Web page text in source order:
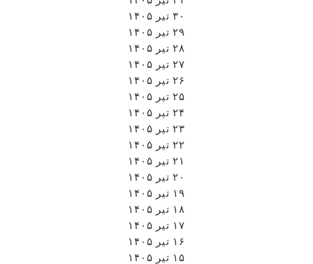
۳۰ تیر ۱۴۰۵
۲۹ تیر ۱۴۰۵
۲۸ تیر ۱۴۰۵
۲۷ تیر ۱۴۰۵
۲۶ تیر ۱۴۰۵
۲۵ تیر ۱۴۰۵
۲۴ تیر ۱۴۰۵
۲۳ تیر ۱۴۰۵
۲۲ تیر ۱۴۰۵
۲۱ تیر ۱۴۰۵
۲۰ تیر ۱۴۰۵
۱۹ تیر ۱۴۰۵
۱۸ تیر ۱۴۰۵
۱۷ تیر ۱۴۰۵
۱۶ تیر ۱۴۰۵
۱۵ تیر ۱۴۰۵